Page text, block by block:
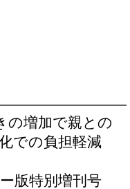
の増加で親との
での負担軽減
版特別増刊号